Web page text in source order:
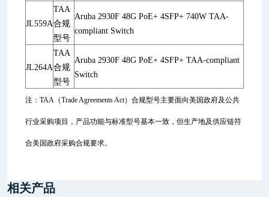
JL559A
TAA
合规
型号
Aruba 2930F 48G PoE+ 4SFP+ 740W TAA-
compliant Switch
JL264A
TAA
合规
型号
Aruba 2930F 48G PoE+ 4SFP+ TAA-compliant
Switch
注：TAA（Trade Agreements Act）合规型号主要面向美国政府及公共
行业采购项目，产品功能与标准型号基本一致，但生产地及供应链符
合美国政府采购合规要求。
相关产品